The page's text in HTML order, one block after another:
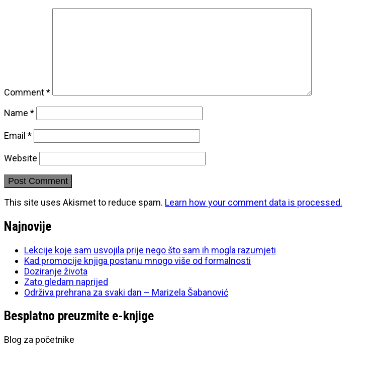
Comment*
Name *
Email *
Website
This site uses Akismet to reduce spam. Learn how your comment data is processed.
Najnovije
Lekcije koje sam usvojila prije nego što sam ih mogla razumjeti
Kad promocije knjiga postanu mnogo više od formalnosti
Doziranje života
Zato gledam naprijed
Održiva prehrana za svaki dan – Marizela Šabanović
Besplatno preuzmite e-knjige
Blog za početnike